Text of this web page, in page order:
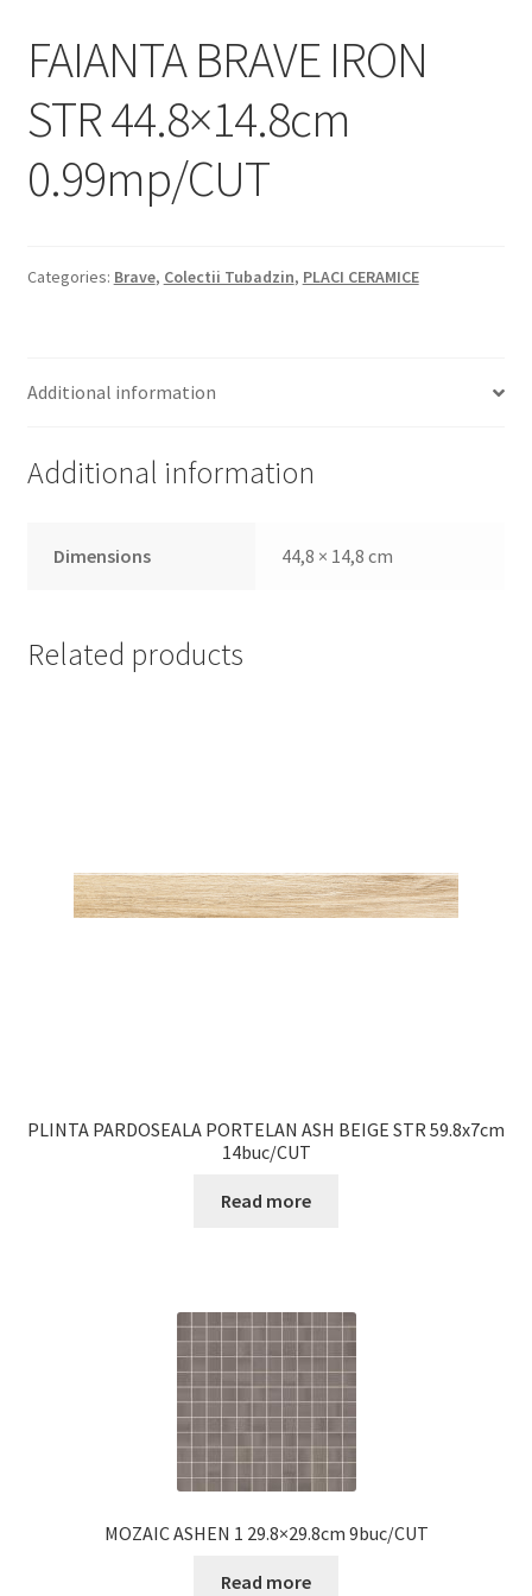
Plata si Livrare
Politică de confidențialitate
Politica de cookie
Plată
FAIANTA BRAVE IRON
STR 44.8×14.8cm
0.99mp/CUT
Categories: Brave, Colectii Tubadzin, PLACI CERAMICE
Additional information
Additional information
Dimensions 44,8 × 14,8 cm
Related products
PLINTA PARDOSEALA PORTELAN ASH BEIGE STR 59.8x7cm
14buc/CUT
Read more
MOZAIC ASHEN 1 29.8×29.8cm 9buc/CUT
Read more